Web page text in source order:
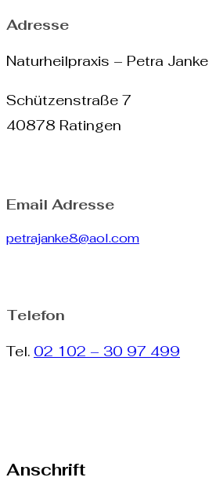
Adresse
Naturheilpraxis – Petra Janke
Schützenstraße 7
40878 Ratingen
Email Adresse
petrajanke8@aol.com
Telefon
Tel. 02 102 – 30 97 499
Anschrift